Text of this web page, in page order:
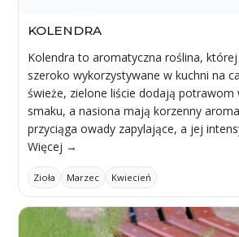
KOLENDRA
Kolendra to aromatyczna roślina,
szeroko wykorzystywane w kuchni na
świeże, zielone liście dodają
smaku, a nasiona mają korzenny
przyciąga owady zapylające, a jej
Więcej →
Zioła Marzec Kwiecień